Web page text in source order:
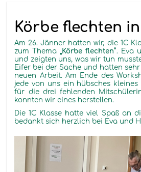
Körbe flechten
Am 26. Jänner hatten wir, die 1C
zum Thema
„Körbe flechten“. Eva
und zeigten uns, was wir tun
Eifer bei der Sache und hatten
neuen Arbeit. Am Ende des
jede von uns ein hübsches kleines
für die drei fehlenden
konnten wir eines herstellen.
Die 1C Klasse hatte viel Spaß an
bedankt sich herzlich bei Eva und